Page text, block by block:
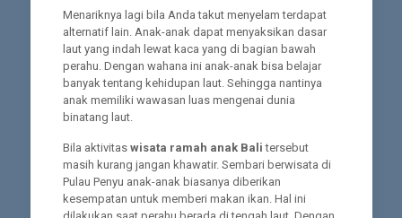
Menariknya lagi bila Anda takut menyelam terdapat
alternatif lain. Anak-anak dapat menyaksikan dasar
laut yang indah lewat kaca yang di bagian bawah
perahu. Dengan wahana ini anak-anak bisa belajar
banyak tentang kehidupan laut. Sehingga nantinya
anak memiliki wawasan luas mengenai dunia
binatang laut.
Bila aktivitas wisata ramah anak Bali tersebut
masih kurang jangan khawatir. Sembari berwisata di
Pulau Penyu anak-anak biasanya diberikan
kesempatan untuk memberi makan ikan. Hal ini